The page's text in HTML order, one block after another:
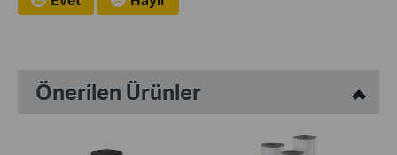
Önerilen Ürünler